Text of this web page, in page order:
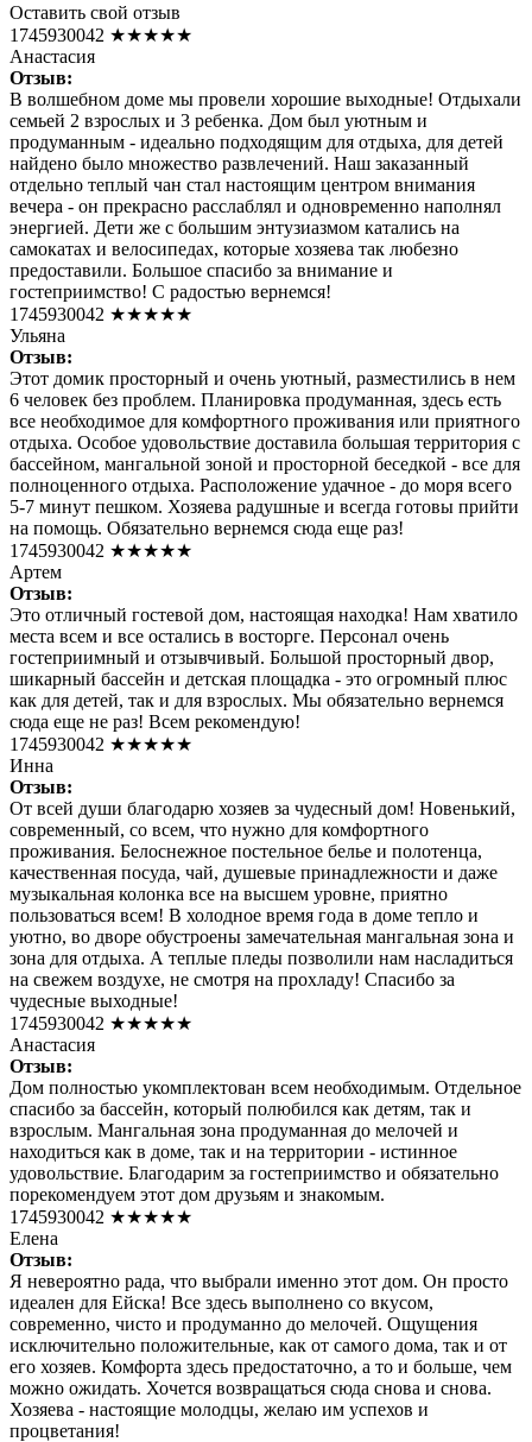
Оставить свой отзыв
1745930042 ★★★★★
Анастасия
Отзыв:
В волшебном доме мы провели хорошие выходные! Отдыхали
семьей 2 взрослых и 3 ребенка. Дом был уютным и
продуманным - идеально подходящим для отдыха, для детей
найдено было множество развлечений. Наш заказанный
отдельно теплый чан стал настоящим центром внимания
вечера - он прекрасно расслаблял и одновременно наполнял
энергией. Дети же с большим энтузиазмом катались на
самокатах и велосипедах, которые хозяева так любезно
предоставили. Большое спасибо за внимание и
гостеприимство! С радостью вернемся!
1745930042 ★★★★★
Ульяна
Отзыв:
Этот домик просторный и очень уютный, разместились в нем
6 человек без проблем. Планировка продуманная, здесь есть
все необходимое для комфортного проживания или приятного
отдыха. Особое удовольствие доставила большая территория с
бассейном, мангальной зоной и просторной беседкой - все для
полноценного отдыха. Расположение удачное - до моря всего
5-7 минут пешком. Хозяева радушные и всегда готовы прийти
на помощь. Обязательно вернемся сюда еще раз!
1745930042 ★★★★★
Артем
Отзыв:
Это отличный гостевой дом, настоящая находка! Нам хватило
места всем и все остались в восторге. Персонал очень
гостеприимный и отзывчивый. Большой просторный двор,
шикарный бассейн и детская площадка - это огромный плюс
как для детей, так и для взрослых. Мы обязательно вернемся
сюда еще не раз! Всем рекомендую!
1745930042 ★★★★★
Инна
Отзыв:
От всей души благодарю хозяев за чудесный дом! Новенький,
современный, со всем, что нужно для комфортного
проживания. Белоснежное постельное белье и полотенца,
качественная посуда, чай, душевые принадлежности и даже
музыкальная колонка все на высшем уровне, приятно
пользоваться всем! В холодное время года в доме тепло и
уютно, во дворе обустроены замечательная мангальная зона и
зона для отдыха. А теплые пледы позволили нам насладиться
на свежем воздухе, не смотря на прохладу! Спасибо за
чудесные выходные!
1745930042 ★★★★★
Анастасия
Отзыв:
Дом полностью укомплектован всем необходимым. Отдельное
спасибо за бассейн, который полюбился как детям, так и
взрослым. Мангальная зона продуманная до мелочей и
находиться как в доме, так и на территории - истинное
удовольствие. Благодарим за гостеприимство и обязательно
порекомендуем этот дом друзьям и знакомым.
1745930042 ★★★★★
Елена
Отзыв:
Я невероятно рада, что выбрали именно этот дом. Он просто
идеален для Ейска! Все здесь выполнено со вкусом,
современно, чисто и продуманно до мелочей. Ощущения
исключительно положительные, как от самого дома, так и от
его хозяев. Комфорта здесь предостаточно, а то и больше, чем
можно ожидать. Хочется возвращаться сюда снова и снова.
Хозяева - настоящие молодцы, желаю им успехов и
процветания!